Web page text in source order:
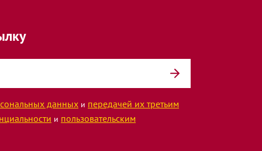
данных и передачей их третьим
и пользовательским